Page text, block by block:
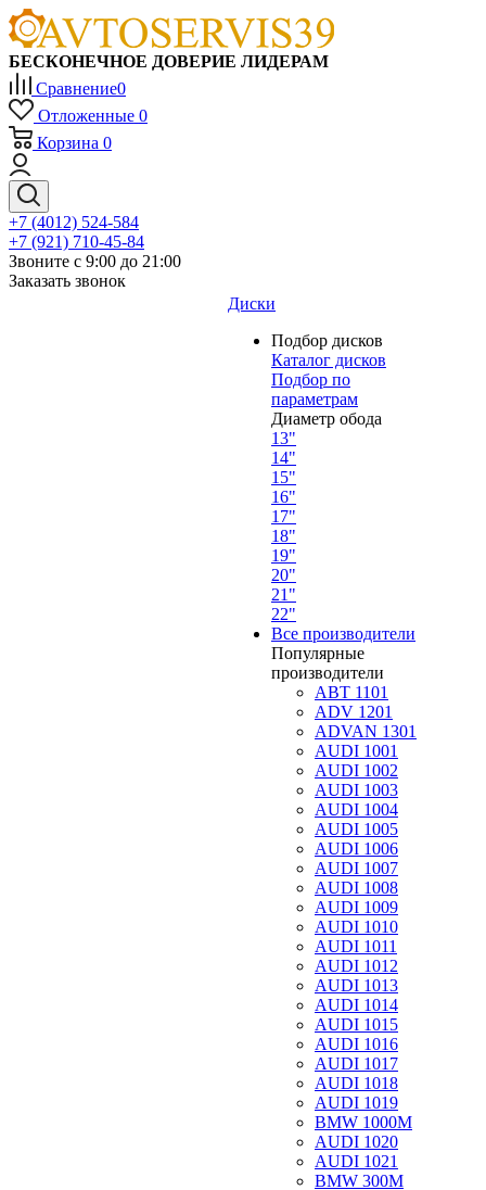
БЕСКОНЕЧНОЕ ДОВЕРИЕ ЛИДЕРАМ
Сравнение0
Отложенные 0
Корзина 0
+7 (4012) 524-584
+7 (921) 710-45-84
Звоните с 9:00 до 21:00
Заказать звонок
Диски
Подбор дисков
Каталог дисков
Подбор по
параметрам
Диаметр обода
13"
14"
15"
16"
17"
18"
19"
20"
21"
22"
Все производители
Популярные
производители
ABT 1101
ADV 1201
ADVAN 1301
AUDI 1001
AUDI 1002
AUDI 1003
AUDI 1004
AUDI 1005
AUDI 1006
AUDI 1007
AUDI 1008
AUDI 1009
AUDI 1010
AUDI 1011
AUDI 1012
AUDI 1013
AUDI 1014
AUDI 1015
AUDI 1016
AUDI 1017
AUDI 1018
AUDI 1019
BMW 1000M
AUDI 1020
AUDI 1021
BMW 300M